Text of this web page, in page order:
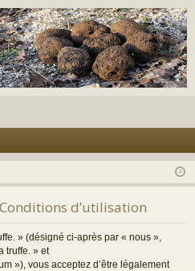
d’utilisation
» (désigné ci-après par « nous »,
truffe. » et
»), vous acceptez d’être légalement